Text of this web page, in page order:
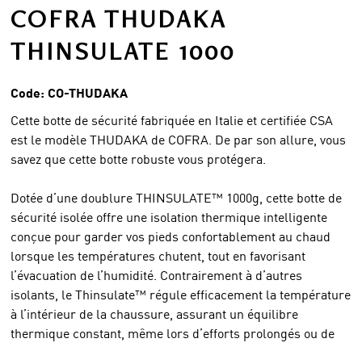
COFRA THUDAKA
THINSULATE 1000
Code: CO-THUDAKA
Cette botte de sécurité fabriquée en Italie et certifiée CSA
est le modèle THUDAKA de COFRA. De par son allure, vous
savez que cette botte robuste vous protégera.
Dotée d’une doublure THINSULATE™ 1000g, cette botte de
sécurité isolée offre une isolation thermique intelligente
conçue pour garder vos pieds confortablement au chaud
lorsque les températures chutent, tout en favorisant
l’évacuation de l’humidité. Contrairement à d’autres
isolants, le Thinsulate™ régule efficacement la température
à l’intérieur de la chaussure, assurant un équilibre
thermique constant, même lors d’efforts prolongés ou de